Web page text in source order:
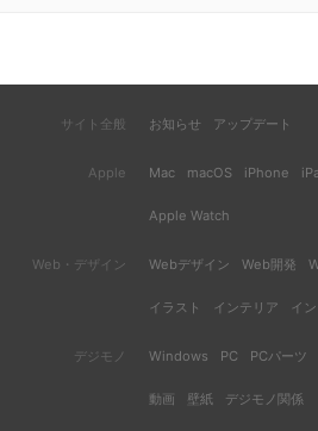
サイト全般 お知らせ アップデート
Apple Mac macOS iPhone
Apple Watch
Web・デザイン Webデザイン Web開発
イラスト インテリア イ
デジモノ Windows PC PCパーツ
動画 壁紙 デジモノ関係